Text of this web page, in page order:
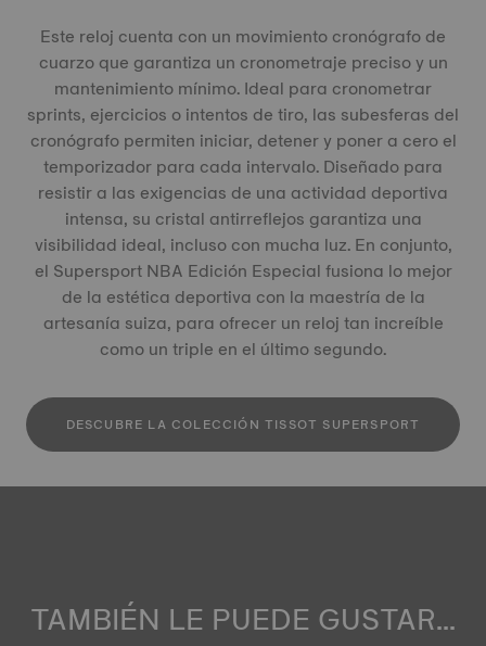
Este reloj cuenta con un movimiento cronógrafo de
cuarzo que garantiza un cronometraje preciso y un
mantenimiento mínimo. Ideal para cronometrar
sprints, ejercicios o intentos de tiro, las subesferas del
cronógrafo permiten iniciar, detener y poner a cero el
temporizador para cada intervalo. Diseñado para
resistir a las exigencias de una actividad deportiva
intensa, su cristal antirreflejos garantiza una
visibilidad ideal, incluso con mucha luz. En conjunto,
el Supersport NBA Edición Especial fusiona lo mejor
de la estética deportiva con la maestría de la
artesanía suiza, para ofrecer un reloj tan increíble
como un triple en el último segundo.
DESCUBRE LA COLECCIÓN TISSOT SUPERSPORT
TAMBIÉN LE PUEDE GUSTAR...